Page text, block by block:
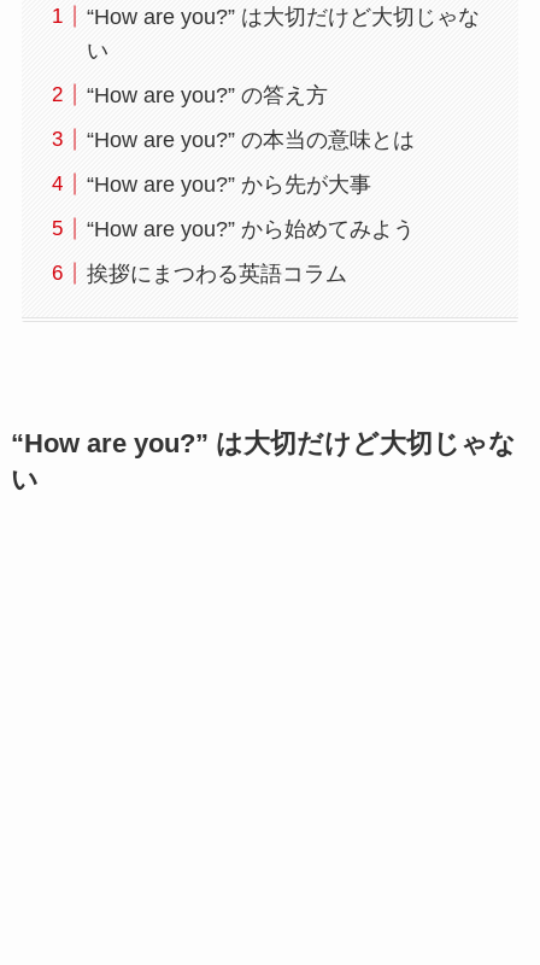
“How are you?” は大切だけど大切じゃな
い
“How are you?” の答え方
“How are you?” の本当の意味とは
“How are you?” から先が大事
“How are you?” から始めてみよう
挨拶にまつわる英語コラム
“How are you?” は大切だけど大切じゃな
い